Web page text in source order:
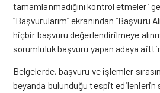
tamamlanmadığını kontrol etmeleri
“Başvurularım” ekranından “Başvuru
hiçbir başvuru değerlendirilmeye
sorumluluk başvuru yapan adaya
Belgelerde, başvuru ve işlemler
beyanda bulunduğu tespit edilenlerin